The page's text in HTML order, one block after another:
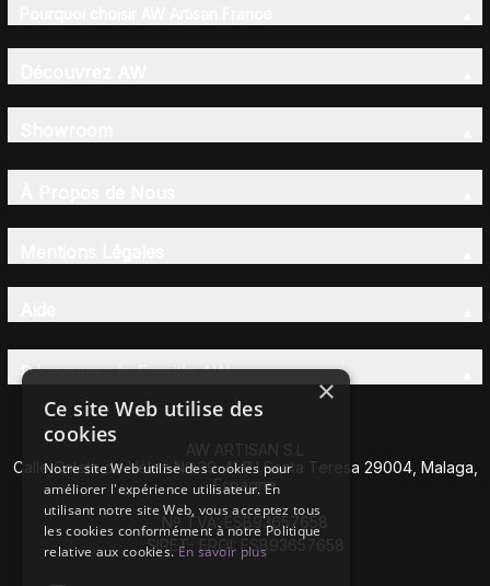
Découvrez la Famille AW
AW ARTISAN S.L
Calle Caleta de Vélez Nº 39-41 P.I Santa Teresa 29004, Malaga,
Espagne
Nº TVA: ESB93657658
SIRET- EROI: ESB93657658
×
Ce site Web utilise des
cookies
Notre site Web utilise des cookies pour
améliorer l'expérience utilisateur. En
utilisant notre site Web, vous acceptez tous
les cookies conformément à notre Politique
relative aux cookies.En savoir plus